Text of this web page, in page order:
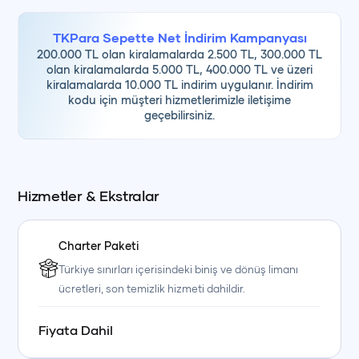
TKPara Sepette Net İndirim Kampanyası
200.000 TL olan kiralamalarda 2.500 TL, 300.000 TL
olan kiralamalarda 5.000 TL, 400.000 TL ve üzeri
kiralamalarda 10.000 TL indirim uygulanır. İndirim
kodu için müşteri hizmetlerimizle iletişime
geçebilirsiniz.
Hizmetler & Ekstralar
Charter Paketi
Türkiye sınırları içerisindeki biniş ve dönüş limanı
ücretleri, son temizlik hizmeti dahildir.
Fiyata Dahil